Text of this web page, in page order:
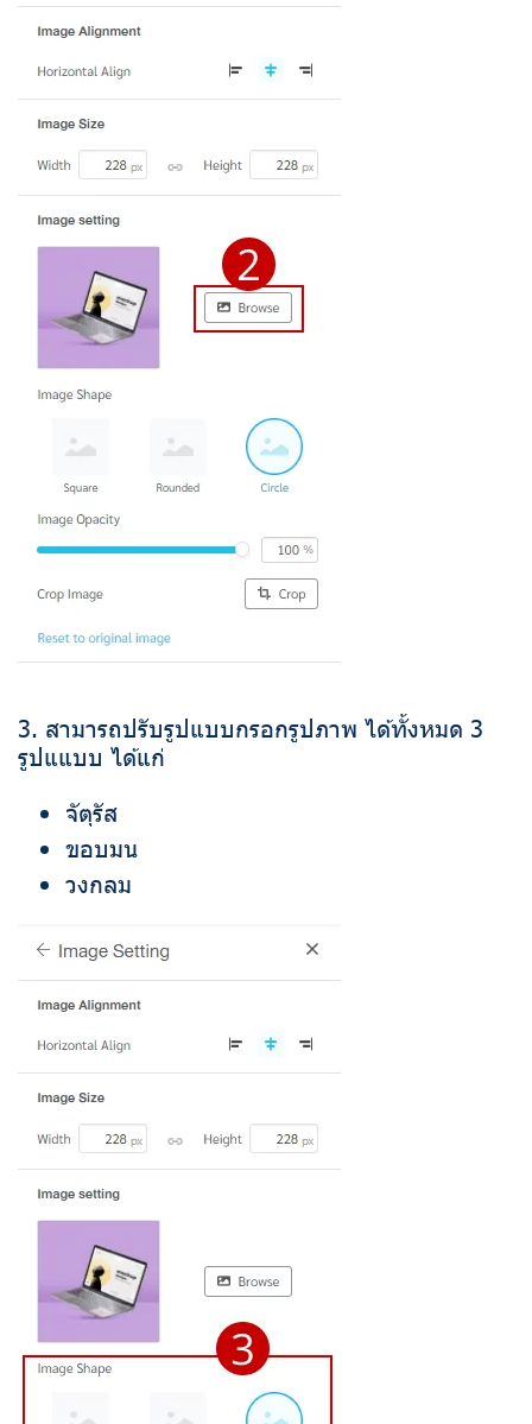
3. สามารถปรับรูปแบบกรอกรูปภาพ ได้ทั้งหมด 3
รูปแแบบ ได้แก่
จัตุรัส
ขอบมน
วงกลม